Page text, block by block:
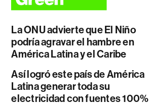
La ONU advierte que El Niño
podría agravar el hambre en
América Latina y el Caribe
Así logró este país de América
Latina generar toda su
electricidad con fuentes 100%